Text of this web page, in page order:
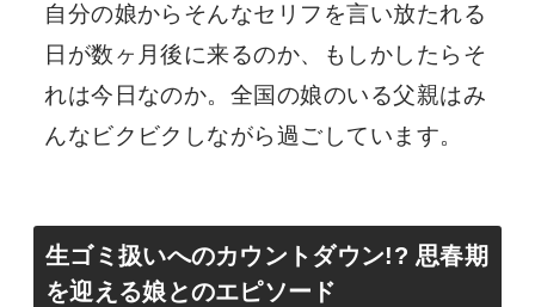
自分の娘からそんなセリフを言い放たれる
日が数ヶ月後に来るのか、もしかしたらそ
れは今日なのか。全国の娘のいる父親はみ
んなビクビクしながら過ごしています。
生ゴミ扱いへのカウントダウン!? 思春期
を迎える娘とのエピソード